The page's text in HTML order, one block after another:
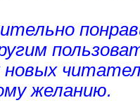
новых
желанию.